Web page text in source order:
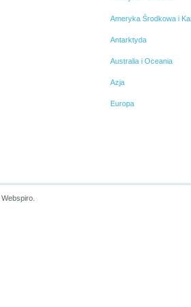
Ameryka Środkowa i
Antarktyda
Australia i Oceania
Azja
Europa